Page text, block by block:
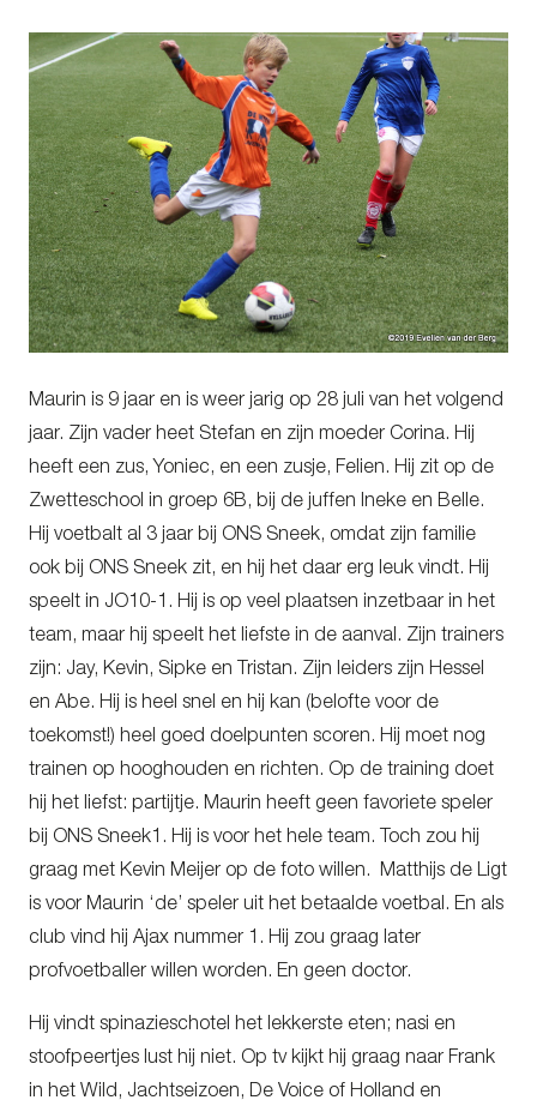
Maurin is 9 jaar en is weer jarig op 28 juli van het volgend
jaar. Zijn vader heet Stefan en zijn moeder Corina. Hij
heeft een zus, Yoniec, en een zusje, Felien. Hij zit op de
Zwetteschool in groep 6B, bij de juffen Ineke en Belle.
Hij voetbalt al 3 jaar bij ONS Sneek, omdat zijn familie
ook bij ONS Sneek zit, en hij het daar erg leuk vindt. Hij
speelt in JO10-1. Hij is op veel plaatsen inzetbaar in het
team, maar hij speelt het liefste in de aanval. Zijn trainers
zijn: Jay, Kevin, Sipke en Tristan. Zijn leiders zijn Hessel
en Abe. Hij is heel snel en hij kan (belofte voor de
toekomst!) heel goed doelpunten scoren. Hij moet nog
trainen op hooghouden en richten. Op de training doet
hij het liefst: partijtje. Maurin heeft geen favoriete speler
bij ONS Sneek1. Hij is voor het hele team. Toch zou hij
graag met Kevin Meijer op de foto willen. Matthijs de Ligt
is voor Maurin ‘de’ speler uit het betaalde voetbal. En als
club vind hij Ajax nummer 1. Hij zou graag later
profvoetballer willen worden. En geen doctor.
Hij vindt spinazieschotel het lekkerste eten; nasi en
stoofpeertjes lust hij niet. Op tv kijkt hij graag naar Frank
in het Wild, Jachtseizoen, De Voice of Holland en